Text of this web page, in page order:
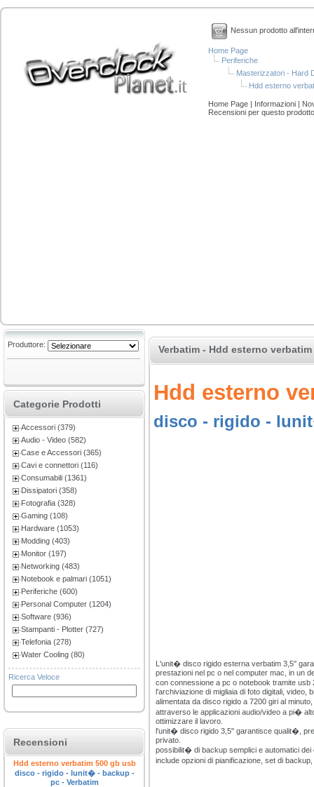
Nessun prodotto
Home Page
Periferiche
Masterizzatori - Hard
Hdd esterno
Home Page | Informazioni |
Recensioni per questo
Produttore:
Categorie Prodotti
Accessori (379)
Audio - Video (582)
Case e Accessori (365)
Cavi e connettori (116)
Consumabili (1361)
Dissipatori (358)
Fotografia (328)
Gaming (108)
Hardware (1053)
Modding (403)
Monitor (197)
Networking (483)
Notebook e palmari (1051)
Periferiche (600)
Personal Computer (1204)
Software (936)
Stampanti - Plotter (727)
Telefonia (278)
Water Cooling (80)
Ricerca Veloce
Recensioni
Hdd esterno verbatim 500 gb usb
disco - rigido - lunit� - backup -
pc - Verbatim
Verbatim - Hdd esterno
Hdd esterno
disco - rigido -
L'unit� disco rigido esterna verbatim 3,5''
prestazioni nel pc o nel computer mac, in un
con connessione a pc o notebook tramite
l'archiviazione di migliaia di foto digitali, video,
alimentata da disco rigido a 7200 giri al
attraverso le applicazioni audio/video a pi�
ottimizzare il lavoro.
l'unit� disco rigido 3,5'' garantisce qualit�,
privato.
possibilit� di backup semplici e automatici
include opzioni di pianificazione, set di